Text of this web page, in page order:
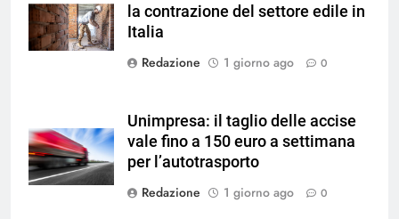
su Magnific
la contrazione del settore edile in
Italia
Redazione
1 giorno ago 0
Unimpresa: il taglio delle accise
vale fino a 150 euro a settimana
per l’autotrasporto
Redazione
1 giorno ago 0